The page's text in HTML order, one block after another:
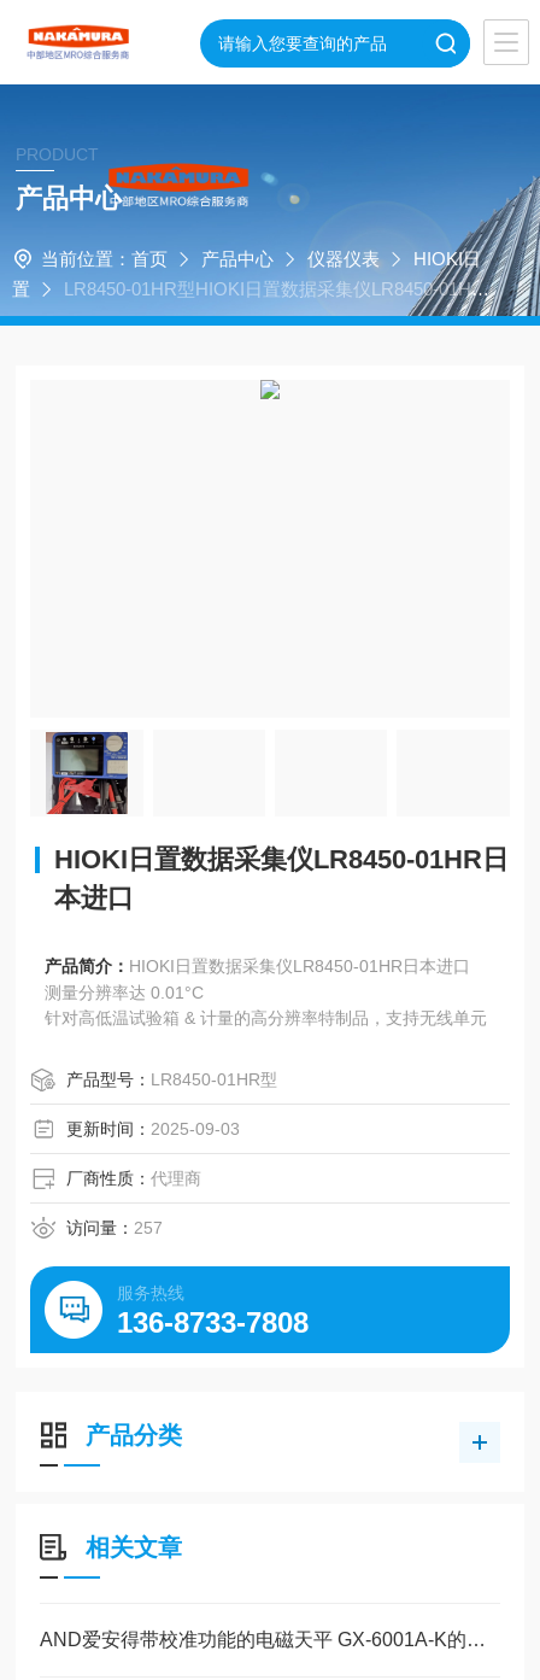
PRODUCT
产品中心
当前位置： 首页 产品中心 仪器仪表
HIOKI日
置
LR8450-01HR型HIOKI日置数据采集仪LR8450-01HR
日本进口
HIOKI日置数据采集仪LR8450-01HR日
本进口
产品简介： HIOKI日置数据采集仪LR8450-01HR日本进口
测量分辨率达 0.01°C
针对高低温试验箱 & 计量的高分辨率特制品，支持无线单元
产品型号： LR8450-01HR型
更新时间： 2025-09-03
厂商性质：代理商
访问量： 257
服务热线
136-8733-7808
产品分类
相关文章
AND爱安得带校准功能的电磁天平 GX-6001A-K的操作使用